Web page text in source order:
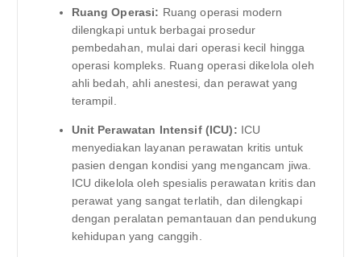
Ruang Operasi: Ruang operasi modern
dilengkapi untuk berbagai prosedur
pembedahan, mulai dari operasi kecil hingga
operasi kompleks. Ruang operasi dikelola oleh
ahli bedah, ahli anestesi, dan perawat yang
terampil.
Unit Perawatan Intensif (ICU): ICU
menyediakan layanan perawatan kritis untuk
pasien dengan kondisi yang mengancam jiwa.
ICU dikelola oleh spesialis perawatan kritis dan
perawat yang sangat terlatih, dan dilengkapi
dengan peralatan pemantauan dan pendukung
kehidupan yang canggih.